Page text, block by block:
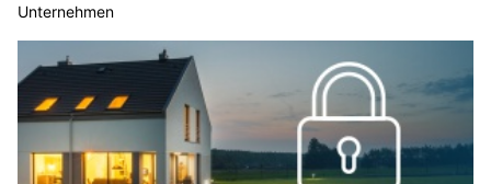
Unternehmen